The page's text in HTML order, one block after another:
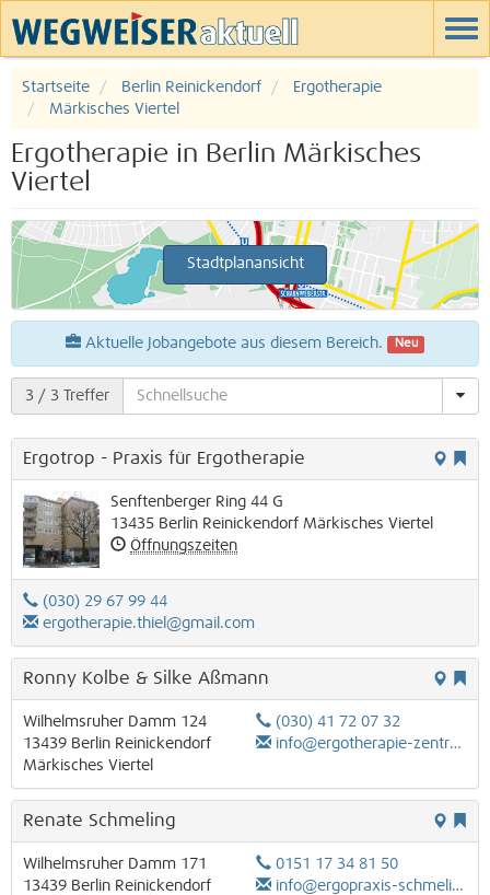
Startseite Berlin Reinickendorf
Ergotherapie
Märkisches Viertel
Ergotherapie in Berlin Märkisches
Viertel
Stadtplanansicht
Aktuelle Jobangebote aus diesem Bereich. Neu
3 / 3 Treffer
Ergotrop - Praxis für Ergotherapie
Senftenberger Ring 44 G
13435 Berlin Reinickendorf Märkisches Viertel
Öffnungszeiten
(030) 29 67 99 44
ergotherapie.thiel@gmail.com
Ronny Kolbe & Silke Aßmann
Wilhelmsruher Damm 124
13439 Berlin Reinickendorf
Märkisches Viertel
(030) 41 72 07 32
info@ergotherapie-zentrum.de
Renate Schmeling
Wilhelmsruher Damm 171
13439 Berlin Reinickendorf
0151 17 34 81 50
info@ergopraxis-schmeling.de